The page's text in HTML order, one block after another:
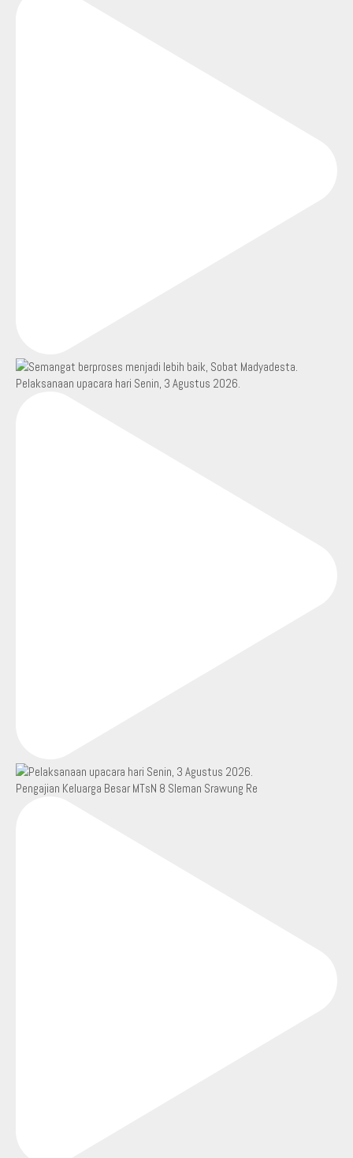
Pelaksanaan upacara hari Senin, 3 Agustus 2026.
Pengajian Keluarga Besar MTsN 8 Sleman Srawung Re